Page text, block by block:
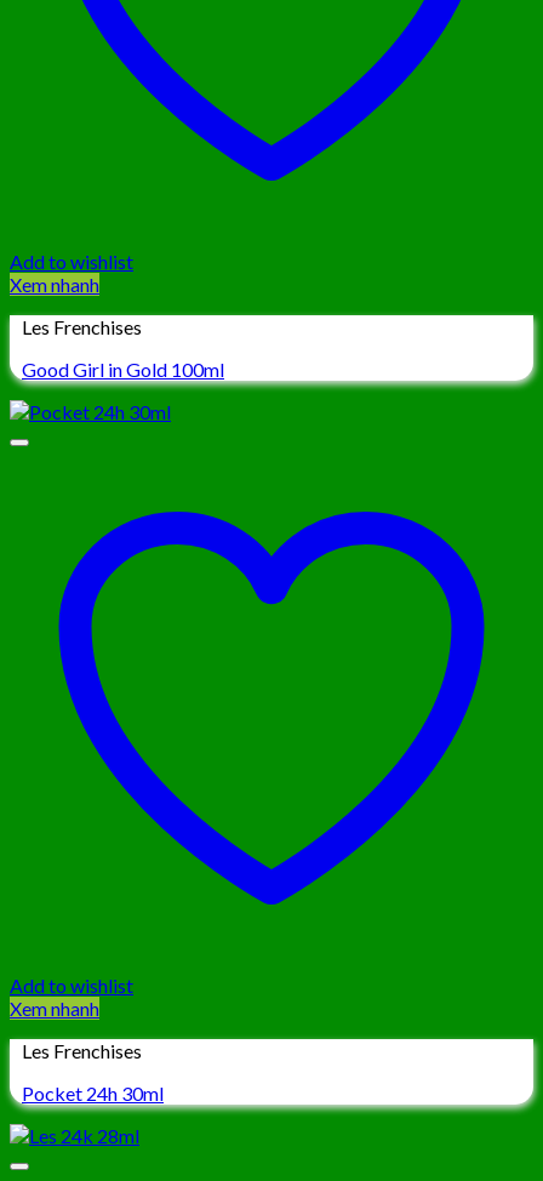
Add to wishlist
Xem nhanh
Les Frenchises
Good Girl in Gold 100ml
Add to wishlist
Xem nhanh
Les Frenchises
Pocket 24h 30ml